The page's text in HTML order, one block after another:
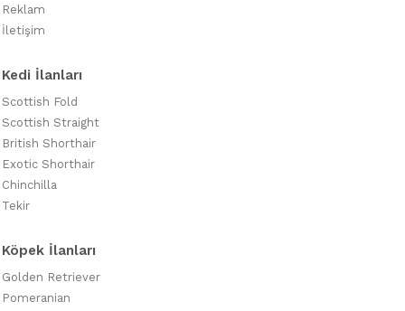
Reklam
İletişim
Kedi İlanları
Scottish Fold
Scottish Straight
British Shorthair
Exotic Shorthair
Chinchilla
Tekir
Köpek İlanları
Golden Retriever
Pomeranian